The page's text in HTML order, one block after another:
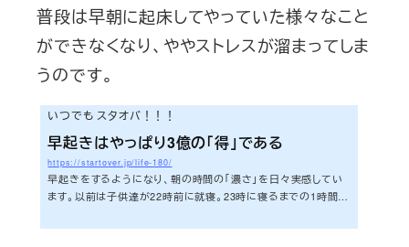
普段は早朝に起床してやっていた様々なこと
ができなくなり、ややストレスが溜まってしま
うのです。
いつでも スタオバ！！！
早起きはやっぱり3億の「得」である
https://startover.jp/life-180/
早起きをするようになり、朝の時間の「濃さ」を日々実感してい
ます。以前は子供達が22時前に就寝。23時に寝るまでの1時間に
組む時、ちょっとがんばってる自分がいました。例えば本の企画